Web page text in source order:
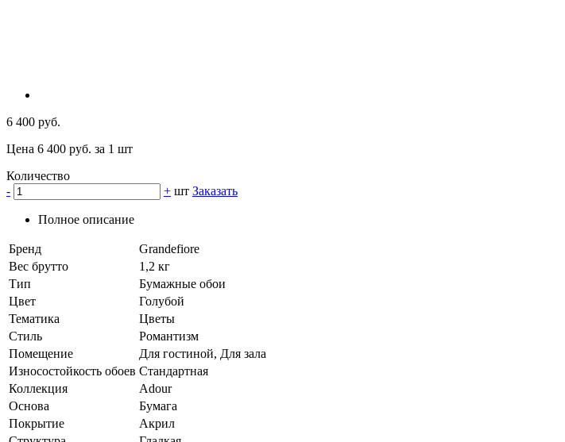
6 400 руб.
Цена 6 400 руб. за 1 шт
Количество
-
+ шт Заказать
Полное описание
Бренд
Grandefiore
Вес брутто
1,2 кг
Тип
Бумажные обои
Цвет
Голубой
Тематика
Цветы
Стиль
Романтизм
Помещение
Для гостиной, Для зала
Износостойкость обоев Стандартная
Коллекция
Adour
Основа
Бумага
Покрытие
Акрил